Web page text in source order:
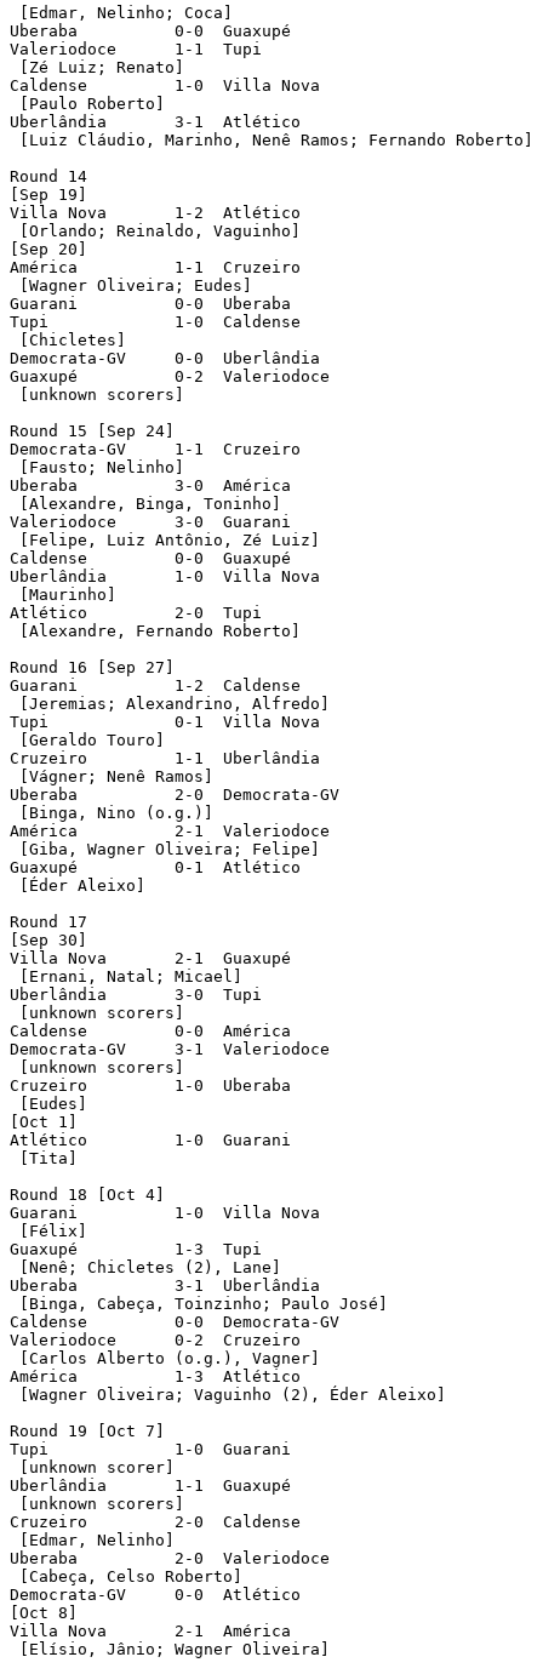
[Edmar, Nelinho; Coca]
Uberaba	 	 0-0  Guaxupé
Valeriodoce	 1-1  Tupi
[Zé Luiz; Renato]
Caldense	 1-0  Villa Nova
[Paulo Roberto]
Uberlândia	 3-1  Atlético
[Luiz Cláudio, Marinho, Nenê Ramos; Fernando Roberto]
Round 14
[Sep 19]
Villa Nova	 1-2  Atlético
[Orlando; Reinaldo, Vaguinho]
[Sep 20]
América		 1-1  Cruzeiro
[Wagner Oliveira; Eudes]
Guarani		 0-0  Uberaba
Tupi 	 	 1-0  Caldense
[Chicletes]
Democrata-GV	 0-0  Uberlândia
Guaxupé		 0-2  Valeriodoce
[unknown scorers]
Round 15 [Sep 24]
Democrata-GV	 1-1  Cruzeiro
[Fausto; Nelinho]
Uberaba	 	 3-0  América
[Alexandre, Binga, Toninho]
Valeriodoce	 3-0  Guarani
[Felipe, Luiz Antônio, Zé Luiz]
Caldense	 0-0  Guaxupé
Uberlândia	 1-0  Villa Nova
[Maurinho]
Atlético	 2-0  Tupi
[Alexandre, Fernando Roberto]
Round 16 [Sep 27]
Guarani		 1-2  Caldense
[Jeremias; Alexandrino, Alfredo]
Tupi 	 	 0-1  Villa Nova
[Geraldo Touro]
Cruzeiro	 1-1  Uberlândia
[Vágner; Nenê Ramos]
Uberaba	 	 2-0  Democrata-GV
[Binga, Nino (o.g.)]
América		 2-1  Valeriodoce
[Giba, Wagner Oliveira; Felipe]
Guaxupé		 0-1  Atlético
[Éder Aleixo]
Round 17
[Sep 30]
Villa Nova	 2-1  Guaxupé
[Ernani, Natal; Micael]
Uberlândia	 3-0  Tupi
[unknown scorers]
Caldense	 0-0  América
Democrata-GV	 3-1  Valeriodoce
[unknown scorers]
Cruzeiro	 1-0  Uberaba
[Eudes]
[Oct 1]
Atlético	 1-0  Guarani
[Tita]
Round 18 [Oct 4]
Guarani		 1-0  Villa Nova
[Félix]
Guaxupé		 1-3  Tupi
[Nenê; Chicletes (2), Lane]
Uberaba	 	 3-1  Uberlândia
[Binga, Cabeça, Toinzinho; Paulo José]
Caldense	 0-0  Democrata-GV
Valeriodoce	 0-2  Cruzeiro
[Carlos Alberto (o.g.), Vagner]
América		 1-3  Atlético
[Wagner Oliveira; Vaguinho (2), Éder Aleixo]
Round 19 [Oct 7]
Tupi 	 	 1-0  Guarani
[unknown scorer]
Uberlândia	 1-1  Guaxupé
[unknown scorers]
Cruzeiro	 2-0  Caldense
[Edmar, Nelinho]
Uberaba	 	 2-0  Valeriodoce
[Cabeça, Celso Roberto]
Democrata-GV	 0-0  Atlético
[Oct 8]
Villa Nova	 2-1  América
[Elísio, Jânio; Wagner Oliveira]